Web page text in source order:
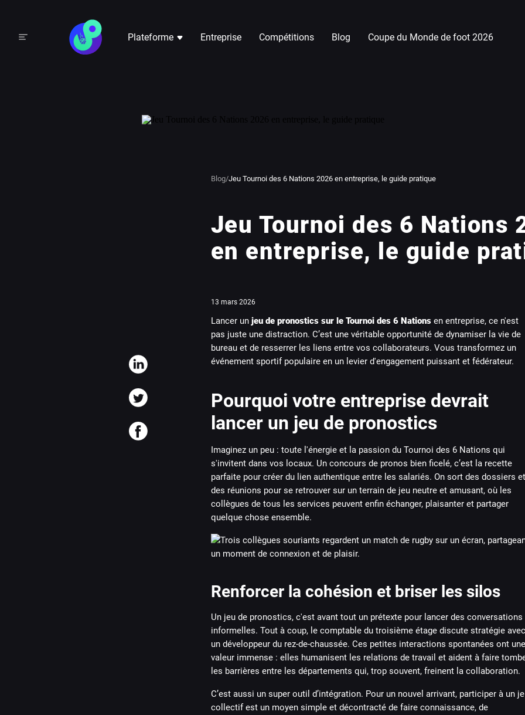
Plateforme Entreprise Compétitions Blog Coupe du Monde de foot 2026
Blog/Jeu Tournoi des 6 Nations 2026 en entreprise, le guide pratique
Jeu Tournoi des 6 Nations
en entreprise, le guide
13 mars 2026
Lancer un jeu de pronostics sur le Tournoi des 6 Nationsen entreprise, ce n'est
pas juste une distraction. C’est une véritable opportunité de dynamiser la vie de
bureau et de resserrer les liens entre vos collaborateurs. Vous transformez un
événement sportif populaire en un levier d'engagement puissant et fédérateur.
Pourquoi votre entreprise devrait
lancer un jeu de pronostics
Imaginez un peu : toute l'énergie et la passion du Tournoi des 6 Nations qui
s'invitent dans vos locaux. Un concours de pronos bien ficelé, c’est la recette
parfaite pour créer du lien authentique entre les salariés. On sort des dossiers et
des réunions pour se retrouver sur un terrain de jeu neutre et amusant, où les
collègues de tous les services peuvent enfin échanger, plaisanter et partager
quelque chose ensemble.
Renforcer la cohésion et briser les silos
Un jeu de pronostics, c'est avant tout un prétexte pour lancer des conversations
informelles. Tout à coup, le comptable du troisième étage discute stratégie avec
un développeur du rez-de-chaussée. Ces petites interactions spontanées ont une
valeur immense : elles humanisent les relations de travail et aident à faire
les barrières entre les départements qui, trop souvent, freinent la collaboration.
C’est aussi un super outil d’intégration. Pour un nouvel arrivant, participer à un
collectif est un moyen simple et décontracté de faire connaissance, de